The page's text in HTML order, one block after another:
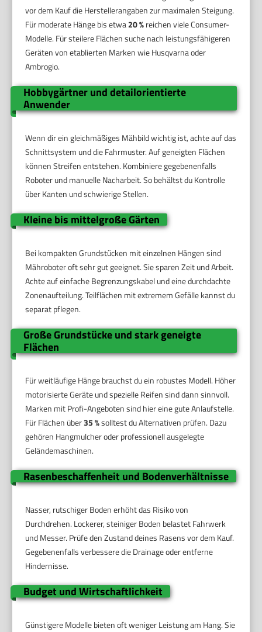
vor dem Kauf die Herstellerangaben zur maximalen Steigung.
Für moderate Hänge bis etwa20 %reichen viele Consumer-
Modelle. Für steilere Flächen suche nach leistungsfähigeren
Geräten von etablierten Marken wie Husqvarna oder
Ambrogio.
Hobbygärtner und detailorientierte
Anwender
Wenn dir ein gleichmäßiges Mähbild wichtig ist, achte auf das
Schnittsystem und die Fahrmuster. Auf geneigten Flächen
können Streifen entstehen. Kombiniere gegebenenfalls
Roboter und manuelle Nacharbeit. So behältst du Kontrolle
über Kanten und schwierige Stellen.
Kleine bis mittelgroße Gärten
Bei kompakten Grundstücken mit einzelnen Hängen sind
Mähroboter oft sehr gut geeignet. Sie sparen Zeit und Arbeit.
Achte auf einfache Begrenzungskabel und eine durchdachte
Zonenaufteilung. Teilflächen mit extremem Gefälle kannst du
separat pflegen.
Große Grundstücke und stark geneigte
Flächen
Für weitläufige Hänge brauchst du ein robustes Modell. Höher
motorisierte Geräte und spezielle Reifen sind dann sinnvoll.
Marken mit Profi-Angeboten sind hier eine gute Anlaufstelle.
Für Flächen über35 %solltest du Alternativen prüfen. Dazu
gehören Hangmulcher oder professionell ausgelegte
Geländemaschinen.
Rasenbeschaffenheit und Bodenverhältnisse
Nasser, rutschiger Boden erhöht das Risiko von
Durchdrehen. Lockerer, steiniger Boden belastet Fahrwerk
und Messer. Prüfe den Zustand deines Rasens vor dem Kauf.
Gegebenenfalls verbessere die Drainage oder entferne
Hindernisse.
Budget und Wirtschaftlichkeit
Günstigere Modelle bieten oft weniger Leistung am Hang. Sie